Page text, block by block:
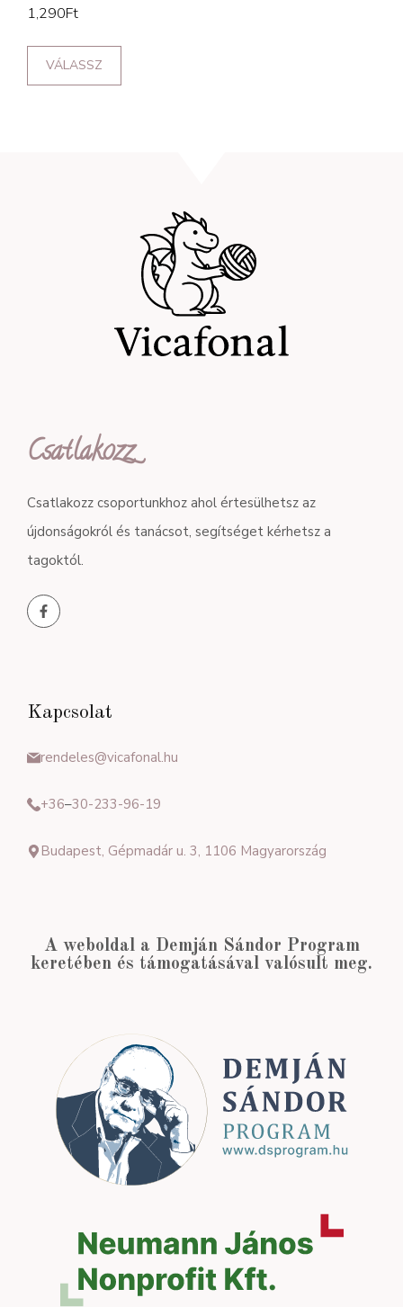
1,290Ft
VÁLASSZ
Csatlakozz
Csatlakozz csoportunkhoz ahol értesülhetsz az
újdonságokról és tanácsot, segítséget kérhetsz a
tagoktól.
Kapcsolat
rendeles@vicafonal.hu
+36–30-233-96-19
Budapest, Gépmadár u. 3, 1106 Magyarország
A weboldal a Demján Sándor Program
keretében és támogatásával valósult meg.